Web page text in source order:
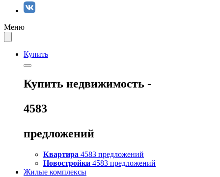
Меню
Купить
Купить недвижимость -
4583
предложений
Квартира 4583 предложений
Новостройки 4583 предложений
Жилые комплексы